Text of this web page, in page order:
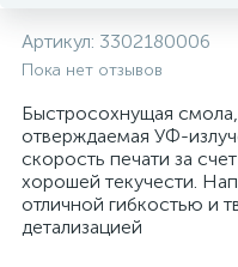
Артикул: 3302180006
Пока нет отзывов
Быстросохнущая
отверждаемая УФ-
скорость печати за
хорошей текучести.
отличной гибкостью и
детализацией